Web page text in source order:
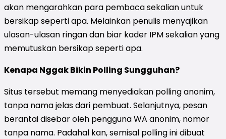
akan mengarahkan para pembaca sekalian untuk
bersikap seperti apa. Melainkan penulis menyajikan
ulasan-ulasan ringan dan biar kader IPM sekalian yang
memutuskan bersikap seperti apa.
Kenapa Nggak Bikin Polling Sungguhan?
Situs tersebut memang menyediakan polling anonim,
tanpa nama jelas dari pembuat. Selanjutnya, pesan
berantai disebar oleh pengguna WA anonim, nomor
tanpa nama. Padahal kan, semisal polling ini dibuat